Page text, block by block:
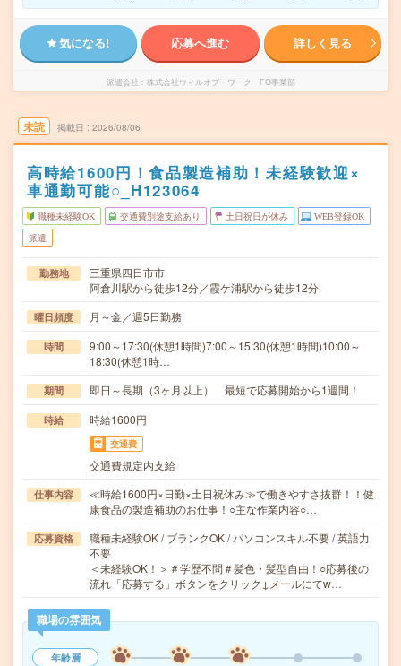
気になる! 応募へ進む 詳しく見る
派遣会社 株式会社ウィルオブ・ワーク FO事業部
未読 掲載日 2026/08/06
高時給1600円！食品製造補助！未経験歓迎×
車通勤可能○_H123064
職種未経験OK 交通費別途支給あり 土日祝日が休み WEB登録OK
派遣
勤務地
三重県四日市市
阿倉川駅から徒歩12分／霞ケ浦駅から徒歩12分
曜日頻度 月～金／週5日勤務
時間
9:00～17:30(休憩1時間)7:00～15:30(休憩1時間)10:00～
18:30(休憩1時…
期間 即日～長期（3ヶ月以上） 最短で応募開始から1週間！
時給 時給1600円
交通費
交通費規定内支給
仕事内容
≪時給1600円×日勤×土日祝休み≫で働きやすさ抜群！！健
康食品の製造補助のお仕事！○主な作業内容○…
応募資格
職種未経験OK / ブランクOK / パソコンスキル不要 / 英語力
不要
＜未経験OK！＞＃学歴不問＃髪色・髪型自由！○応募後の
流れ「応募する」ボタンをクリック↓メールにてw…
職場の雰囲気
年齢層